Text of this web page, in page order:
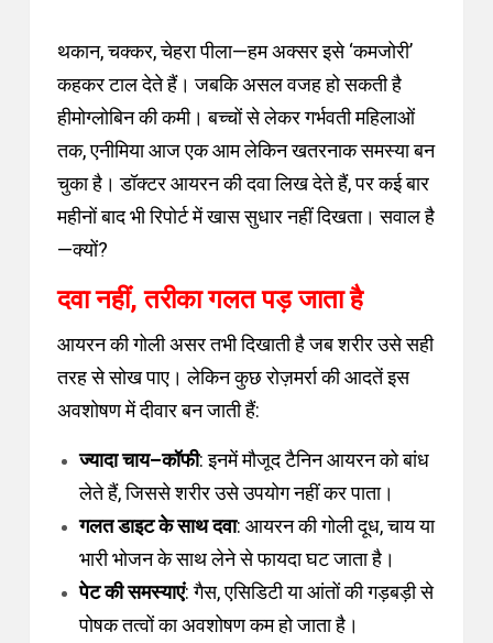
थकान, चक्कर, चेहरा पीला—हम अक्सर इसे ‘कमजोरी’
कहकर टाल देते हैं। जबकि असल वजह हो सकती है
हीमोग्लोबिन की कमी। बच्चों से लेकर गर्भवती महिलाओं
तक, एनीमिया आज एक आम लेकिन खतरनाक समस्या बन
चुका है। डॉक्टर आयरन की दवा लिख देते हैं, पर कई बार
महीनों बाद भी रिपोर्ट में खास सुधार नहीं दिखता। सवाल है
—क्यों?
दवा नहीं, तरीका गलत पड़ जाता है
आयरन की गोली असर तभी दिखाती है जब शरीर उसे सही
तरह से सोख पाए। लेकिन कुछ रोज़मर्रा की आदतें इस
अवशोषण में दीवार बन जाती हैं:
ज्यादा चाय–कॉफी: इनमें मौजूद टैनिन आयरन को बांध
लेते हैं, जिससे शरीर उसे उपयोग नहीं कर पाता।
गलत डाइट के साथ दवा: आयरन की गोली दूध, चाय या
भारी भोजन के साथ लेने से फायदा घट जाता है।
पेट की समस्याएं: गैस, एसिडिटी या आंतों की गड़बड़ी से
पोषक तत्वों का अवशोषण कम हो जाता है।